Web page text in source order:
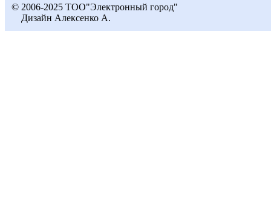
© 2006-2025 ТОО"Электронный город"
Дизайн Алексенко А.